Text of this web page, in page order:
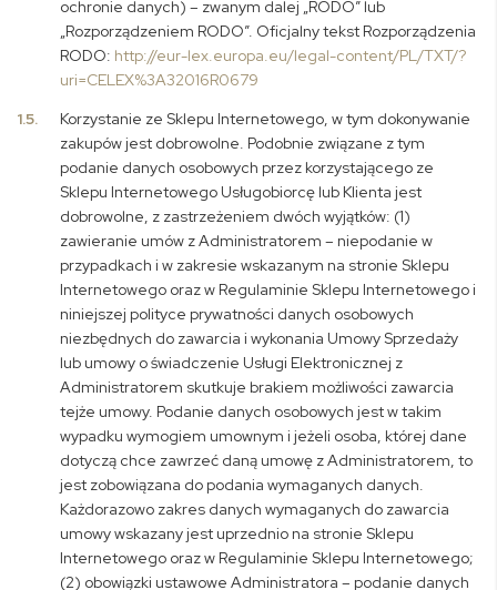
ochronie danych) – zwanym dalej „RODO” lub
„Rozporządzeniem RODO”. Oficjalny tekst Rozporządzenia
RODO: http://eur-lex.europa.eu/legal-content/PL/TXT/?
uri=CELEX%3A32016R0679
1.5.
Korzystanie ze Sklepu Internetowego, w tym dokonywanie
zakupów jest dobrowolne. Podobnie związane z tym
podanie danych osobowych przez korzystającego ze
Sklepu Internetowego Usługobiorcę lub Klienta jest
dobrowolne, z zastrzeżeniem dwóch wyjątków: (1)
zawieranie umów z Administratorem – niepodanie w
przypadkach i w zakresie wskazanym na stronie Sklepu
Internetowego oraz w Regulaminie Sklepu Internetowego i
niniejszej polityce prywatności danych osobowych
niezbędnych do zawarcia i wykonania Umowy Sprzedaży
lub umowy o świadczenie Usługi Elektronicznej z
Administratorem skutkuje brakiem możliwości zawarcia
tejże umowy. Podanie danych osobowych jest w takim
wypadku wymogiem umownym i jeżeli osoba, której dane
dotyczą chce zawrzeć daną umowę z Administratorem, to
jest zobowiązana do podania wymaganych danych.
Każdorazowo zakres danych wymaganych do zawarcia
umowy wskazany jest uprzednio na stronie Sklepu
Internetowego oraz w Regulaminie Sklepu Internetowego;
(2) obowiązki ustawowe Administratora – podanie danych